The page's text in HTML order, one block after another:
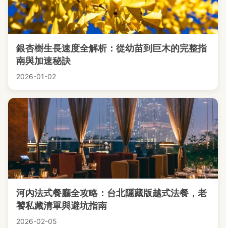
銀杏樹生長速度全解析：從幼苗到巨木的完整指
南與加速秘訣
2026-01-02
河內法式餐廳全攻略：台北隱藏版越式法餐，老
饕私藏清單與避坑指南
2026-02-05